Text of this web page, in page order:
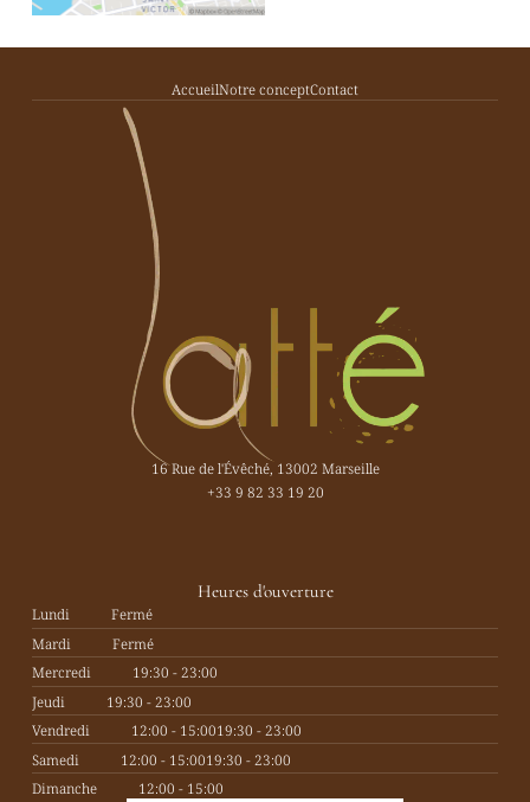
AccueilNotre conceptContact
16 Rue de l'Évêché, 13002 Marseille
+33 9 82 33 19 20
Heures d'ouverture
Lundi
Fermé
Mardi
Fermé
Mercredi
19:30 - 23:00
Jeudi
19:30 - 23:00
Vendredi
12:00 - 15:0019:30 - 23:00
Samedi
12:00 - 15:0019:30 - 23:00
Dimanche
12:00 - 15:00